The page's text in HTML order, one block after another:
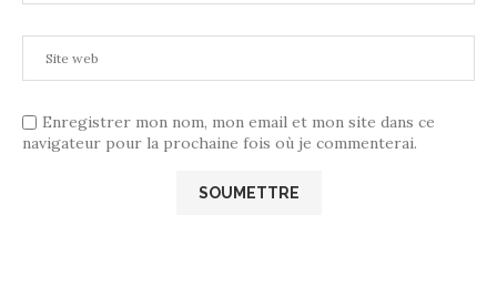
Enregistrer mon nom, mon email et mon site dans ce
navigateur pour la prochaine fois où je commenterai.